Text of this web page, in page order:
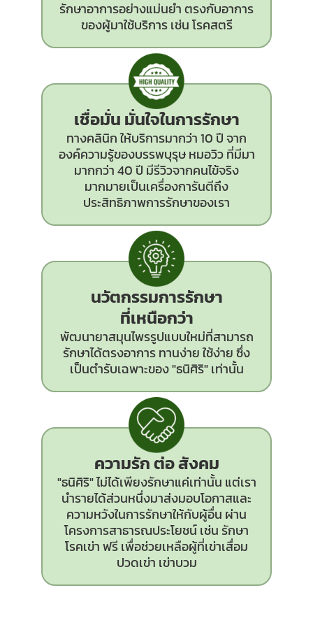
รักษาอาการอย่างแม่นยำ ตรงกับอาการ
ของผู้มาใช้บริการ เช่น โรคสตรี
เชื่อมั่น มั่นใจในการรักษา
ทางคลินิก ให้บริการมากว่า 10 ปี จาก
องค์ความรู้ของบรรพบุรุษ หมอวิว ที่มีมา
มากกว่า 40 ปี มีรีวิวจากคนไข้จริง
มากมายเป็นเครื่องการันตีถึง
ประสิทธิภาพการรักษาของเรา
นวัตกรรมการรักษา
ที่เหนือกว่า
พัฒนายาสมุนไพรรูปแบบใหม่ที่สามารถ
รักษาได้ตรงอาการ ทานง่าย ใช้ง่าย ซึ่ง
เป็นตำรับเฉพาะของ "ธนิศิริ" เท่านั้น
ความรัก ต่อ สังคม
"ธนิศิริ" ไม่ได้เพียงรักษาแค่เท่านั้น แต่เรา
นำรายได้ส่วนหนึ่งมาส่งมอบโอกาสและ
ความหวังในการรักษาให้กับผู้อื่น ผ่าน
โครงการสาธารณประโยชน์ เช่น รักษา
โรคเข่า ฟรี เพื่อช่วยเหลือผู้ที่เข่าเสื่อม
ปวดเข่า เข่าบวม